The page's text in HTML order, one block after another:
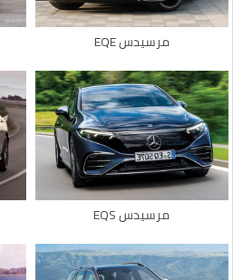
مرسيدس EQE
مرسيدس EQS